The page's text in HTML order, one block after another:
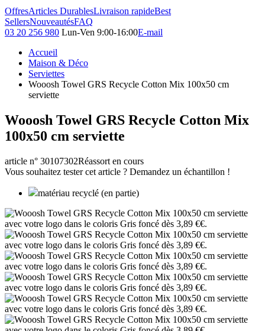
OffresArticles DurablesLivraison rapideBest
SellersNouveautésFAQ
03 20 256 980 Lun-Ven 9:00-16:00E-mail
Accueil
Maison & Déco
Serviettes
Wooosh Towel GRS Recycle Cotton Mix 100x50 cm
serviette
Wooosh Towel GRS Recycle Cotton Mix
100x50 cm serviette
article n° 30107302Réassort en cours
Vous souhaitez tester cet article ? Demandez un échantillon !
matériau recyclé (en partie)